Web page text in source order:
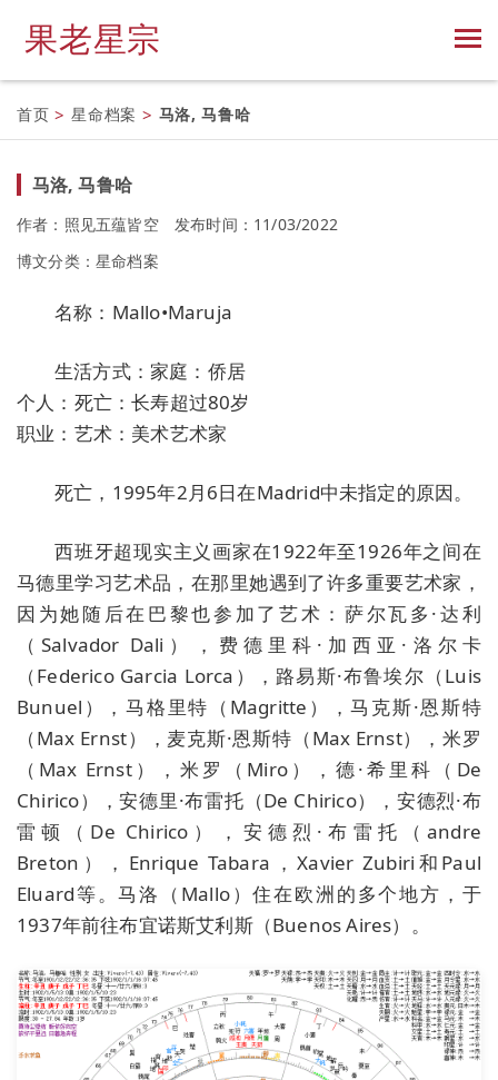
果老星宗
首页 > 星命档案 > 马洛, 马鲁哈
马洛, 马鲁哈
作者：照见五蕴皆空
发布时间：11/03/2022
博文分类： 星命档案
名称：Mallo•Maruja
生活方式：家庭：侨居
个人：死亡：长寿超过80岁
职业：艺术：美术艺术家
死亡，1995年2月6日在Madrid中未指定的原因。
西班牙超现实主义画家在1922年至1926年之间在
马德里学习艺术品，在那里她遇到了许多重要艺术家，
因为她随后在巴黎也参加了艺术：萨尔瓦多·达利
（Salvador Dali），费德里科·加西亚·洛尔卡
（Federico Garcia Lorca），路易斯·布鲁埃尔（Luis
Bunuel），马格里特（Magritte），马克斯·恩斯特
（Max Ernst），麦克斯·恩斯特（Max Ernst），米罗
（Max Ernst），米罗（Miro），德·希里科（De
Chirico），安德里·布雷托（De Chirico），安德烈·布
雷顿（De Chirico），安德烈·布雷托（andre
Breton），Enrique Tabara，Xavier Zubiri和Paul
Eluard等。马洛（Mallo）住在欧洲的多个地方，于
1937年前往布宜诺斯艾利斯（Buenos Aires）。